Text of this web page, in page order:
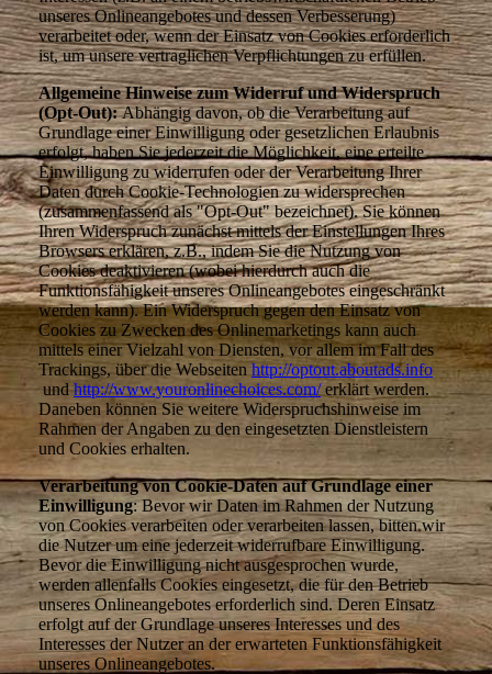
unseres Onlineangebotes und dessen Verbesserung)
verarbeitet oder, wenn der Einsatz von Cookies erforderlich
ist, um unsere vertraglichen Verpflichtungen zu erfüllen.
Allgemeine Hinweise zum Widerruf und Widerspruch
(Opt-Out):Abhängig davon, ob die Verarbeitung auf
Grundlage einer Einwilligung oder gesetzlichen Erlaubnis
erfolgt, haben Sie jederzeit die Möglichkeit, eine erteilte
Einwilligung zu widerrufen oder der Verarbeitung Ihrer
Daten durch Cookie-Technologien zu widersprechen
(zusammenfassend als "Opt-Out" bezeichnet). Sie können
Ihren Widerspruch zunächst mittels der Einstellungen Ihres
Browsers erklären, z.B., indem Sie die Nutzung von
Cookies deaktivieren (wobei hierdurch auch die
Funktionsfähigkeit unseres Onlineangebotes eingeschränkt
werden kann). Ein Widerspruch gegen den Einsatz von
Cookies zu Zwecken des Onlinemarketings kann auch
mittels einer Vielzahl von Diensten, vor allem im Fall des
Trackings, über die Webseitenhttp://optout.aboutads.info
undhttp://www.youronlinechoices.com/erklärt werden.
Daneben können Sie weitere Widerspruchshinweise im
Rahmen der Angaben zu den eingesetzten Dienstleistern
und Cookies erhalten.
Verarbeitung von Cookie-Daten auf Grundlage einer
Einwilligung: Bevor wir Daten im Rahmen der Nutzung
von Cookies verarbeiten oder verarbeiten lassen, bitten wir
die Nutzer um eine jederzeit widerrufbare Einwilligung.
Bevor die Einwilligung nicht ausgesprochen wurde,
werden allenfalls Cookies eingesetzt, die für den Betrieb
unseres Onlineangebotes erforderlich sind. Deren Einsatz
erfolgt auf der Grundlage unseres Interesses und des
Interesses der Nutzer an der erwarteten Funktionsfähigkeit
unseres Onlineangebotes.